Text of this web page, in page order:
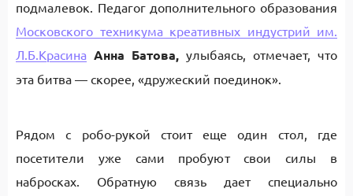
подмалевок. Педагог дополнительного образования
Московского техникума креативных индустрий им.
Л.Б.Красина Анна Батова, улыбаясь, отмечает, что
эта битва — скорее, «дружеский поединок».
Рядом с робо-рукой стоит еще один стол, где
посетители уже сами пробуют свои силы в
набросках. Обратную связь дает специально